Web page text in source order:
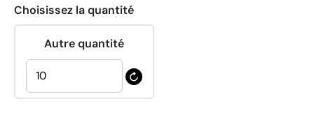
Choisissez la quantité
Autre quantité